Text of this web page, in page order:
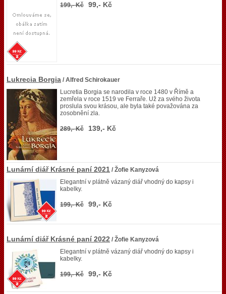
199,- Kč 99,- Kč
Lukrecia Borgia / Alfred Schirokauer
Lucretia Borgia se narodila v roce 1480 v Římě a
zemřela v roce 1519 ve Ferraře. Už za svého života
proslula svou krásou, ale byla také považována za
zosobnění zla.
289,- Kč 139,- Kč
Lunární diář Krásné paní 2021 / Žofie Kanyzová
Elegantní v plátně vázaný diář vhodný do kapsy i
kabelky.
199,- Kč 99,- Kč
Lunární diář Krásné paní 2022 / Žofie Kanyzová
Elegantní v plátně vázaný diář vhodný do kapsy i
kabelky.
199,- Kč 99,- Kč